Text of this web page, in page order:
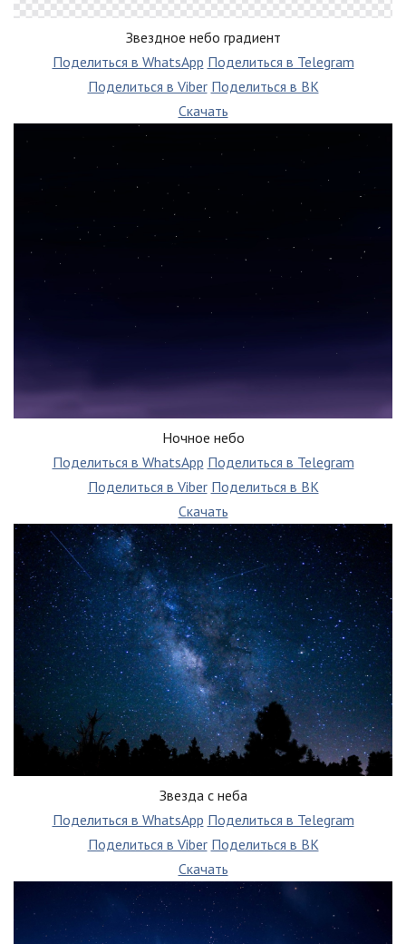
Звездное небо градиент
Поделиться в WhatsApp Поделиться в Telegram
Поделиться в Viber Поделиться в ВК
Скачать
Ночное небо
Поделиться в WhatsApp Поделиться в Telegram
Поделиться в Viber Поделиться в ВК
Скачать
Звезда с неба
Поделиться в WhatsApp Поделиться в Telegram
Поделиться в Viber Поделиться в ВК
Скачать